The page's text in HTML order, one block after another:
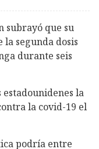
subrayó que su
segunda dosis
durante seis
la
la covid-19 el
podría entre